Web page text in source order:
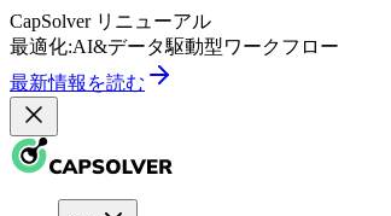
CapSolver リニューアル
最適化:AI&データ駆動型ワークフロー
最新情報を読む